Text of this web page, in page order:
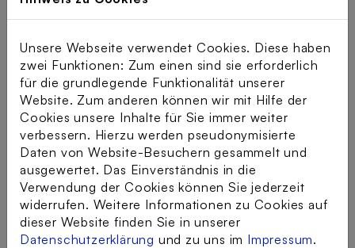
bei WAYRA, Telefónicas Innovationshub, in
dem sichsieben Tech-Startups in einem
Erlebnisparcoursvorstellten und die
Senior*innen verschiedene (KI-)Produkte
ausprobieren und kennenlernen konnten, die
auch beim Älterwerden gute Unterstützung
leisten können. Besonders freuten wir uns über
die Teilnahme von Telefónicas
Vorstandsvorsitzenden Markus Haas und
Vorständin Valentina Daiber, die gemeinsam mit
den Gruppen die Münchner Innenstadt und die
Stationen der Start-ups erkundeten und ein
Unsere Webseite verwendet Cookies. Diese haben
zwei Funktionen: Zum einen sind sie erforderlich
für die grundlegende Funktionalität unserer
Website. Zum anderen können wir mit Hilfe der
Cookies unsere Inhalte für Sie immer weiter
verbessern. Hierzu werden pseudonymisierte
Daten von Website-Besuchern gesammelt und
ausgewertet. Das Einverständnis in die
Verwendung der Cookies können Sie jederzeit
widerrufen. Weitere Informationen zu Cookies auf
dieser Website finden Sie in unserer
Datenschutzerklärung und zu uns im Impressum.